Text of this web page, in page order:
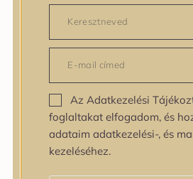
Száraz
Bőrprobléma
Bőrprobléma
Bőrpír
Dehidratált bőr
Egyenetlen
Egyenetlen tónus
Érett bőr
Az Adatkezelési
foglaltakat elfogadom, és
adataim adatkezelési-, és
kezeléséhez.